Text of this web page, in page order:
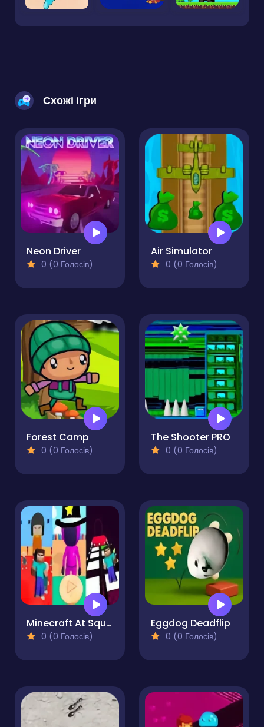
Схожі ігри
Neon Driver
0 (0 Голосів)
Air Simulator
0 (0 Голосів)
Forest Camp
0 (0 Голосів)
The Shooter PRO
0 (0 Голосів)
Minecraft At Squid Game 2
0 (0 Голосів)
Eggdog Deadflip
0 (0 Голосів)